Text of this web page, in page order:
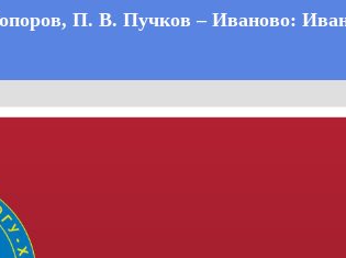
П. В. Пучков – Иваново: